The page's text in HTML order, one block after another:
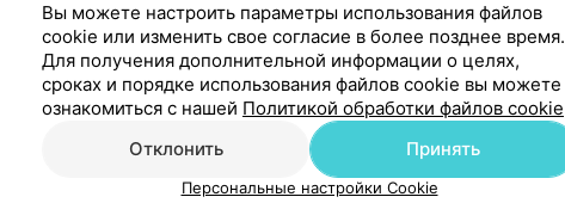
№4
Вы можете настроить параметры использования файлов
cookie или изменить свое согласие в более позднее время.
Для получения дополнительной информации о целях,
сроках и порядке использования файлов cookie вы можете
ознакомиться с нашей Политикой обработки файлов cookie
Отклонить
Принять
Персональные настройки Cookie